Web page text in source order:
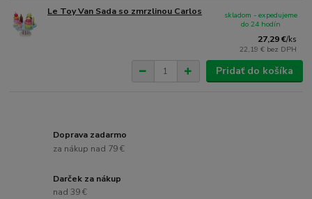
Le Toy Van Sada so zmrzlinou Carlos
27,29 €/ks
22,19 € bez DPH
skladom - expedujeme
do 24 hodín
Pridať do košíka
Doprava zadarmo
za nákup nad 79 €
Darček za nákup
nad 39 €